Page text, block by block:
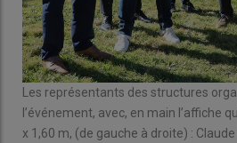
Les représentants des structures
l’événement, avec, en main l’affiche
x 1,60 m, (de gauche à droite) :